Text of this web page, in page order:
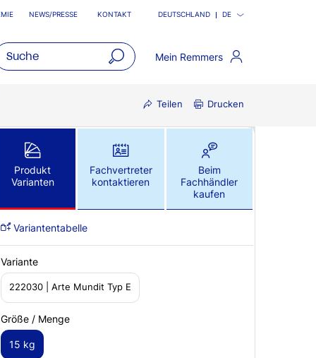
NEWS/PRESSE KONTAKT DEUTSCHLAND DE
Mein Remmers
Teilen Drucken
Produkt
Varianten
Fachvertreter
kontaktieren
Beim
Fachhändler
kaufen
Variantentabelle
Variante
222030 | Arte Mundit Typ E
Größe / Menge
15 kg